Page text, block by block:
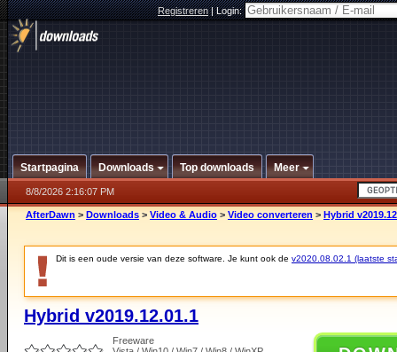
Registreren|Login:
Startpagina Downloads Top downloads Meer
8/8/2026 2:16:07 PM
AfterDawn > Downloads > Video & Audio > Video converteren > Hybrid
Dit is een oude versie van deze software. Je kunt ook de v2020.08.02.1 (laatste
Hybrid v2019.12.01.1
Freeware